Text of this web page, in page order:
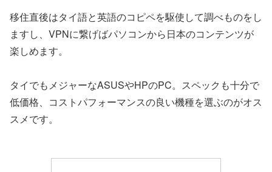
移住直後はタイ語と英語のコピペを駆使して調べものをし
ますし、VPNに繋げばパソコンから日本のコンテンツが
楽しめます。
タイでもメジャーなASUSやHPのPC。スペックも十分で
低価格、コストパフォーマンスの良い機種を選ぶのがオス
スメです。